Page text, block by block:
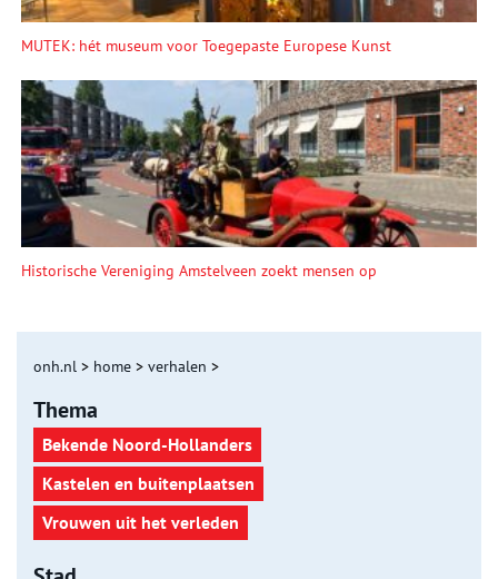
MUTEK: hét museum voor Toegepaste Europese Kunst
Historische Vereniging Amstelveen zoekt mensen op
onh.nl > home > verhalen >
Thema
Bekende Noord-Hollanders
Kastelen en buitenplaatsen
Vrouwen uit het verleden